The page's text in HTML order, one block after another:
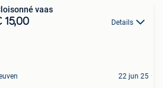
vaas
15,00 Details
22 jun 25